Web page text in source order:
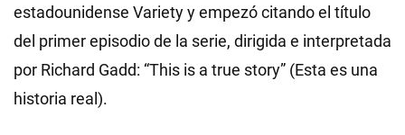
estadounidense Variety y empezó citando el título
del primer episodio de la serie, dirigida e interpretada
por Richard Gadd: “This is a true story” (Esta es una
historia real).